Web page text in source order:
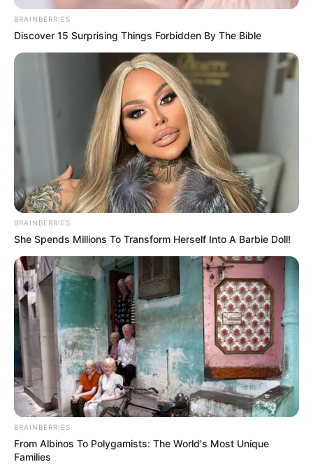
BRAINBERRIES
Discover 15 Surprising Things Forbidden By The Bible
BRAINBERRIES
She Spends Millions To Transform Herself Into A Barbie Doll!
BRAINBERRIES
From Albinos To Polygamists: The World's Most Unique
Families